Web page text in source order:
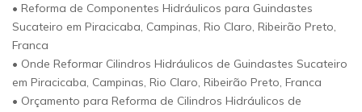
• Reforma de Componentes Hidráulicos para Guindastes
Sucateiro em Piracicaba, Campinas, Rio Claro, Ribeirão Preto,
Franca
• Onde Reformar Cilindros Hidráulicos de Guindastes Sucateiro
em Piracicaba, Campinas, Rio Claro, Ribeirão Preto, Franca
• Orçamento para Reforma de Cilindros Hidráulicos de